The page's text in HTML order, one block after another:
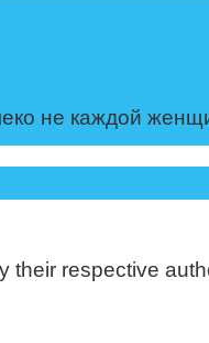
не каждой
respective